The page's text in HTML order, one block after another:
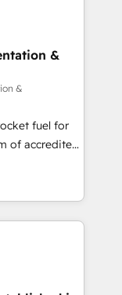
other
Hub,
IEC
• GuardHub:
ISO 42001
𝘴𝘶𝘱𝘦𝘳
&
&
fuel for
and make
website in